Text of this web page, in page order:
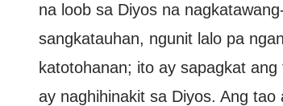
na loob sa Diyos na
sangkatauhan, ngunit lalo pa
katotohanan; ito ay sapagkat
ay naghihinakit sa Diyos. Ang